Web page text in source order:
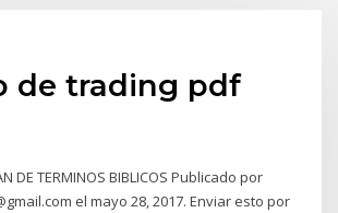
de trading pdf
DE TERMINOS BIBLICOS Publicado por
el mayo 28, 2017. Enviar esto por